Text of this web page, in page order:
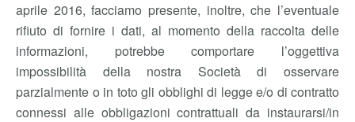
aprile 2016, facciamo presente, inoltre, che l’eventuale
rifiuto di fornire i dati, al momento della raccolta delle
informazioni, potrebbe comportare l’oggettiva
impossibilità della nostra Società di osservare
parzialmente o in toto gli obblighi di legge e/o di contratto
connessi alle obbligazioni contrattuali da instaurarsi/in